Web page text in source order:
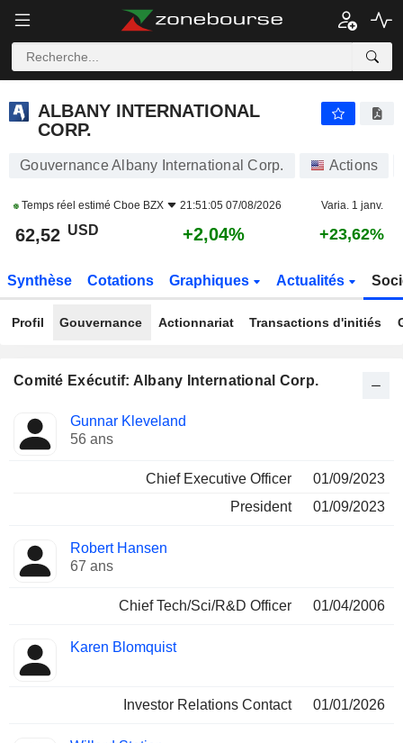
ALBANY INTERNATIONAL
CORP.
Gouvernance Albany International Corp. Actions
Temps réel estimé Cboe BZX 21:51:05 07/08/2026 Varia. 1 janv.
62,52 USD +2,04% +23,62%
Synthèse Cotations Graphiques Actualités
Profil Gouvernance Actionnariat Transactions d'initiés
Comité Exécutif: Albany International Corp.
Dirigeant
Fonctions
occupées
Gunnar Kleveland
56 ans
Chief Executive Officer
01/09/2023
President
01/09/2023
Robert Hansen
67 ans
Chief Tech/Sci/R&D Officer 01/04/2006
Karen Blomquist
Investor Relations Contact 01/01/2026